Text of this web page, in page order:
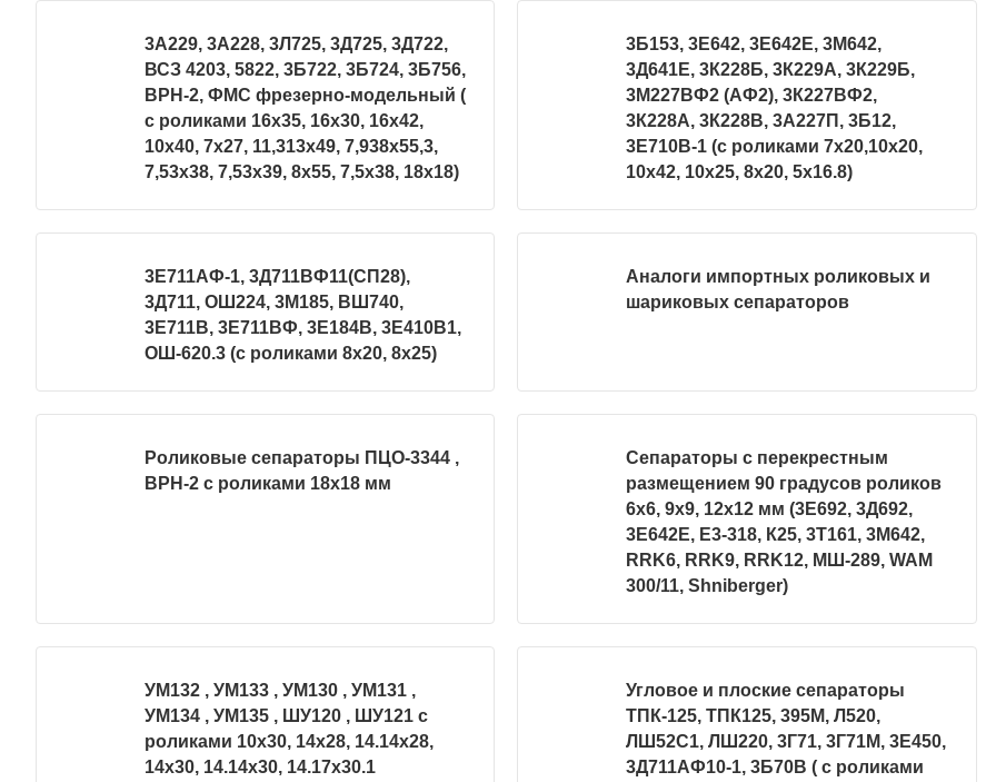
3А229, 3А228, 3Л725, 3Д725, 3Д722,
ВСЗ 4203, 5822, 3Б722, 3Б724, 3Б756,
ВРН-2, ФМС фрезерно-модельный (
с роликами 16х35, 16х30, 16х42,
10х40, 7х27, 11,313х49, 7,938х55,3,
7,53х38, 7,53х39, 8х55, 7,5х38, 18х18)
3Б153, 3Е642, 3Е642Е, 3М642,
3Д641Е, 3К228Б, 3К229А, 3К229Б,
3М227ВФ2 (АФ2), 3К227ВФ2,
3К228А, 3К228В, 3А227П, 3Б12,
3Е710В-1 (с роликами 7х20,10х20,
10х42, 10х25, 8х20, 5х16.8)
3Е711АФ-1, 3Д711ВФ11(СП28),
3Д711, ОШ224, 3М185, ВШ740,
3Е711В, 3Е711ВФ, 3Е184В, 3Е410В1,
ОШ-620.3 (с роликами 8х20, 8х25)
Аналоги импортных роликовых и
шариковых сепараторов
Роликовые сепараторы ПЦО-3344 ,
ВРН-2 с роликами 18х18 мм
Сепараторы с перекрестным
размещением 90 градусов роликов
6х6, 9х9, 12х12 мм (3Е692, 3Д692,
3Е642Е, Е3-318, К25, 3Т161, 3М642,
RRK6, RRK9, RRK12, МШ-289, WAM
300/11, Shniberger)
УМ132 , УМ133 , УМ130 , УМ131 ,
УМ134 , УМ135 , ШУ120 , ШУ121 с
роликами 10х30, 14х28, 14.14х28,
14х30, 14.14х30, 14.17х30.1
Угловое и плоские сепараторы
ТПК-125, ТПК125, 395М, Л520,
ЛШ52С1, ЛШ220, 3Г71, 3Г71М, 3Е450,
3Д711АФ10-1, 3Б70В ( с роликами